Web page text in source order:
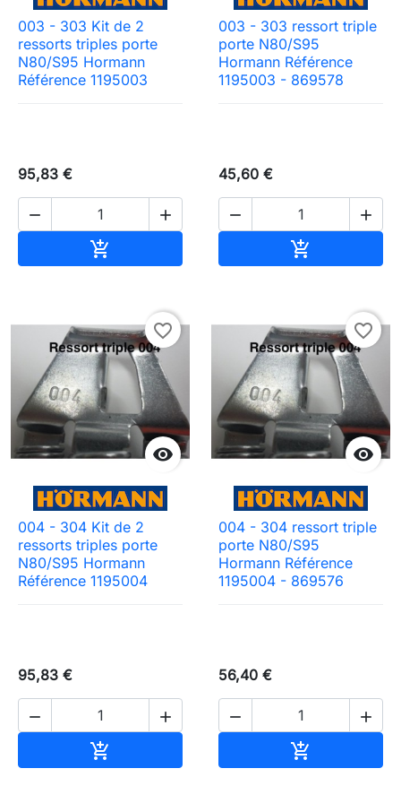
003 - 303 Kit de 2
ressorts triples porte
N80/S95 Hormann
Référence 1195003
95,83 €
 

003 - 303 ressort triple
porte N80/S95
Hormann Référence
1195003 - 869578
45,60 €
 


favorite_border
004 - 304 Kit de 2
ressorts triples porte
N80/S95 Hormann
Référence 1195004
95,83 €
 


favorite_border
004 - 304 ressort triple
porte N80/S95
Hormann Référence
1195004 - 869576
56,40 €
 
